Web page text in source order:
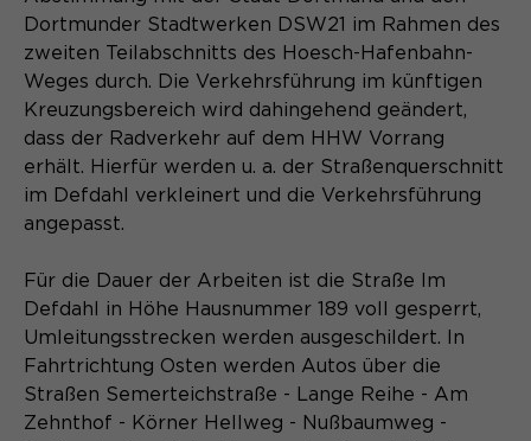
Zweck
Content Management System dieser
Webseite. Diese Basis-Cookies sind
unerlässlich, damit Ihr Besuch auf der
Website angenehm und flüssig wird:
Sie ermöglichen es der Website, Sie
zu erkennen und somit Ihre Sitzung
offen zu halten. Es speichert bei
einem Benutzer-Login für einen
Datenbankeintrag des Nutzers.
Name PHPSESSID
Name _pk_id*
Anbieter Matomo
Laufzeit 13 Monate
Zweck
Dient zur anonymen
Wiedererkennung eines Besuchers.
Name _pk_ses*
Anbieter Matomo
Laufzeit 30 Minuten
Cookie-Informationen
Aktivierung Mehrsprachigkeit
Diese Cookies ermöglichen die automatische
Name googtrans
Laufzeit 1 Jahr
Übersetzung der Website.
Cookie-Informationen
Dortmunder Stadtwerken DSW21 im Rahmen des
zweiten Teilabschnitts des Hoesch-Hafenbahn-
Weges durch. Die Verkehrsführung im künftigen
Kreuzungsbereich wird dahingehend geändert,
dass der Radverkehr auf dem HHW Vorrang
erhält. Hierfür werden u. a. der Straßenquerschnitt
im Defdahl verkleinert und die Verkehrsführung
angepasst.
Für die Dauer der Arbeiten ist die Straße Im
Defdahl in Höhe Hausnummer 189 voll gesperrt,
Umleitungsstrecken werden ausgeschildert. In
Fahrtrichtung Osten werden Autos über die
Straßen Semerteichstraße - Lange Reihe - Am
Zehnthof - Körner Hellweg - Nußbaumweg -